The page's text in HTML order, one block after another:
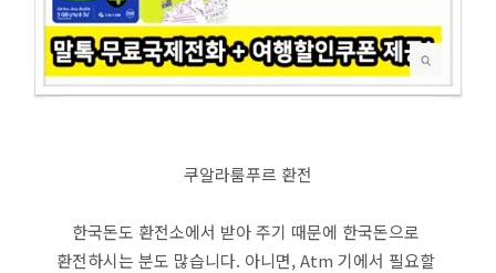
쿠알라룸푸르 환전
한국돈도 환전소에서 받아 주기 때문에 한국돈으로
환전하시는 분도 많습니다. 아니면, Atm 기에서 필요할